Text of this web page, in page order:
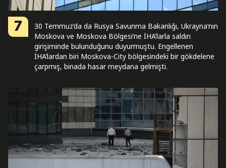
7
30 Temmuz’da da Rusya Savunma Bakanlığı, Ukrayna’nın
Moskova ve Moskova Bölgesi’ne İHA’larla saldırı
girişiminde bulunduğunu duyurmuştu. Engellenen
İHA’lardan biri Moskova-City bölgesindeki bir gökdelene
çarpmış, binada hasar meydana gelmişti.